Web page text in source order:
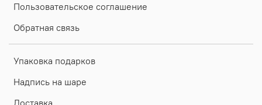
Пользовательское соглашение
Обратная связь
Упаковка подарков
Надпись на шаре